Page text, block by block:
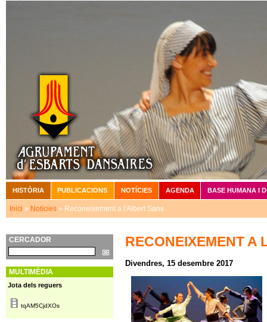
RECONEIXEMENT A
Divendres, 15 desembre 2017
Menú principal
HISTÒRIA PUBLICACIONS NOTÍCIES AGENDA BASE HUMANA I
Esteu aquí
Inici » Notícies » Reconeixement a l'Albert Sans
CERCADOR
Cerca
MULTIMÈDIA
Jota dels reguers
tqAM5CjdXOs